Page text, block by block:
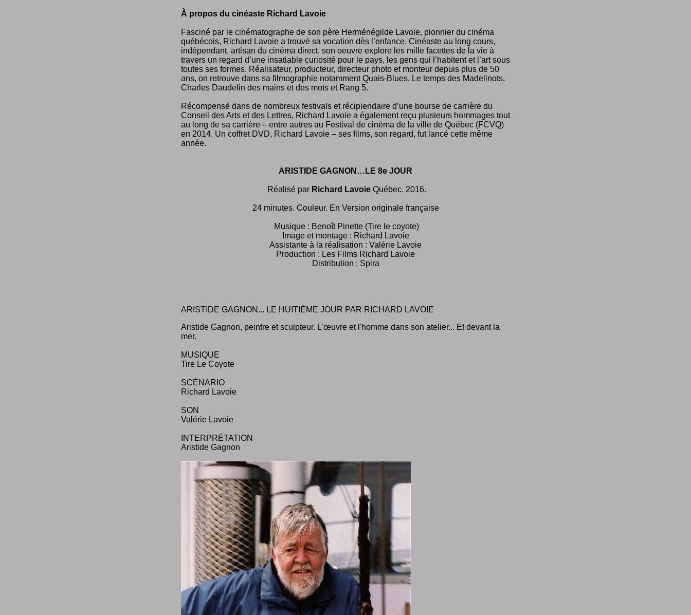
À propos du cinéaste Richard Lavoie
Fasciné par le cinématographe de son père Herménégilde Lavoie, pionnier du cinéma
québécois, Richard Lavoie a trouvé sa vocation dès l’enfance. Cinéaste au long cours,
indépendant, artisan du cinéma direct, son oeuvre explore les mille facettes de la vie à
travers un regard d’une insatiable curiosité pour le pays, les gens qui l’habitent et l’art sous
toutes ses formes. Réalisateur, producteur, directeur photo et monteur depuis plus de 50
ans, on retrouve dans sa filmographie notamment Quais-Blues, Le temps des Madelinots,
Charles Daudelin des mains et des mots et Rang 5.
Récompensé dans de nombreux festivals et récipiendaire d’une bourse de carrière du
Conseil des Arts et des Lettres, Richard Lavoie a également reçu plusieurs hommages tout
au long de sa carrière – entre autres au Festival de cinéma de la ville de Québec (FCVQ)
en 2014. Un coffret DVD, Richard Lavoie – ses films, son regard, fut lancé cette même
année.
ARISTIDE GAGNON…LE 8e JOUR
Réalisé par Richard LavoieQuébec. 2016.
24 minutes. Couleur. En Version originale française
Musique : Benoît Pinette (Tire le coyote)
Image et montage : Richard Lavoie
Assistante à la réalisation : Valérie Lavoie
Production : Les Films Richard Lavoie
Distribution : Spira
ARISTIDE GAGNON... LE HUITIÈME JOUR PAR RICHARD LAVOIE
Aristide Gagnon, peintre et sculpteur. L’œuvre et l'homme dans son atelier... Et devant la
mer.
MUSIQUE
Tire Le Coyote
SCÉNARIO
Richard Lavoie
SON
Valérie Lavoie
INTERPRÉTATION
Aristide Gagnon